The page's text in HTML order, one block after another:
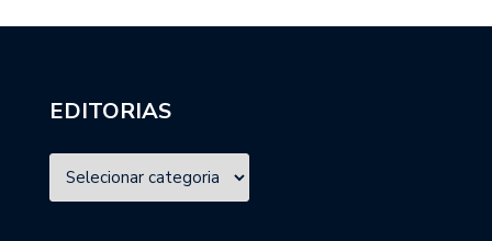
EDITORIAS